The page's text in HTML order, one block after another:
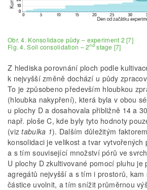
Obr. 4. Konsolidace půdy – experiment 2 [7]
Fig. 4. Soil consolidation – 2ndstage [7]
Z hlediska porovnání ploch podle
k nejvyšší změně dochází u půdy
To je způsobeno především hloubkou
(hloubka nakypření), která byla v obou
u plochy D a dosahovala přibližně 14 a
např. ploše C, kde byly tyto hodnoty
(viztabulka 1). Dalším důležitým
konsolidaci je velikost a tvar vytvořených
a s tím související množství pórů ve
U plochy D zkultivované pomocí pluhu je
agregátů nejvyšší a s tím i prostorů, kam
částice uvolnit, a tím snížit průměrnou